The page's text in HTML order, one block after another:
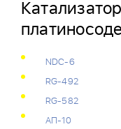
Катализатор
NDC-6
RG-492
RG-582
АП-10